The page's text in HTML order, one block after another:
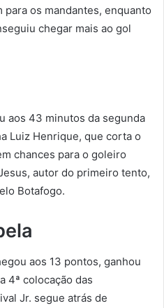
os mandantes, enquanto
chegar mais ao gol
aos 43 minutos da segunda
Luiz Henrique, que corta o
chances para o goleiro
autor do primeiro tento,
Botafogo.
aos 13 pontos, ganhou
4ª colocação das
Jr. segue atrás de